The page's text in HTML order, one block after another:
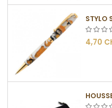
STYLO
4,70